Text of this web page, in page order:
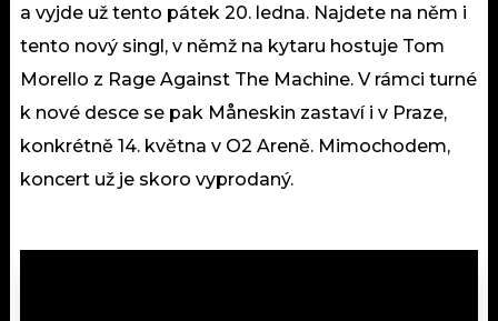
a vyjde už tento pátek 20. ledna. Najdete na něm i
tento nový singl, v němž na kytaru hostuje Tom
Morello z Rage Against The Machine. V rámci turné
k nové desce se pak Måneskin zastaví i v Praze,
konkrétně 14. května v O2 Areně. Mimochodem,
koncert už je skoro vyprodaný.